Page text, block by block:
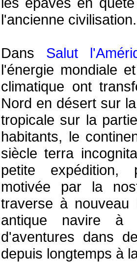
l'ancienne civilisation.
Dans Salut
l'énergie mondiale
climatique ont
Nord en désert sur
tropicale sur la
habitants, le
siècle terra
petite expédition,
motivée par la
traverse à nouveau
antique navire à
d'aventures dans
depuis longtemps à